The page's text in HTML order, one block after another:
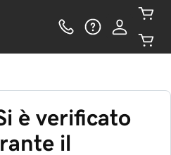
è verificato
il